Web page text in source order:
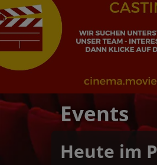
Events
Heute im